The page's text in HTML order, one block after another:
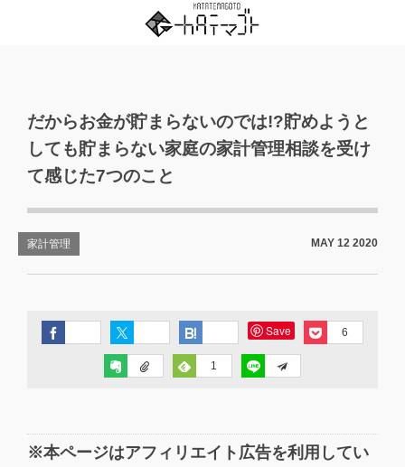
だからお金が貯まらないのでは!?貯めようと
しても貯まらない家庭の家計管理相談を受け
て感じた7つのこと
家計管理 MAY 12 2020
Save 6
1
※本ページはアフィリエイト広告を利用してい